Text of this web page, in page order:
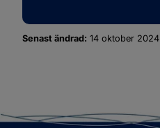
Senast ändrad: 14 oktober 2024